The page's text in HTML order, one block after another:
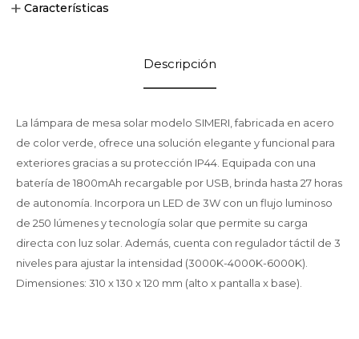
Características
Descripción
La lámpara de mesa solar modelo SIMERI, fabricada en acero
de color verde, ofrece una solución elegante y funcional para
exteriores gracias a su protección IP44. Equipada con una
batería de 1800mAh recargable por USB, brinda hasta 27 horas
de autonomía. Incorpora un LED de 3W con un flujo luminoso
de 250 lúmenes y tecnología solar que permite su carga
directa con luz solar. Además, cuenta con regulador táctil de 3
niveles para ajustar la intensidad (3000K-4000K-6000K).
Dimensiones: 310 x 130 x 120 mm (alto x pantalla x base).